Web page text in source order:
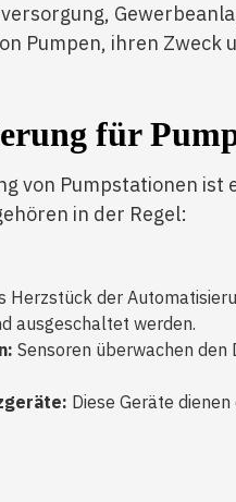
Pumpen, ihren Zweck
für
von Pumpstationen ist
in der Regel:
Herzstück der
ausgeschaltet werden.
Sensoren überwachen
Diese Geräte